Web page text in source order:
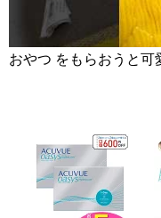
おやつ をもらおうと可